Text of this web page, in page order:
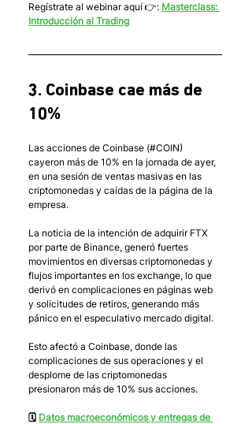
Regístrate al webinar aquí 👉: Masterclass:
Introducción al Trading
3. Coinbase cae más de
10%
Las acciones de Coinbase (#COIN)
cayeron más de 10% en la jornada de ayer,
en una sesión de ventas masivas en las
criptomonedas y caídas de la página de la
empresa.
La noticia de la intención de adquirir FTX
por parte de Binance, generó fuertes
movimientos en diversas criptomonedas y
flujos importantes en los exchange, lo que
derivó en complicaciones en páginas web
y solicitudes de retiros, generando más
pánico en el especulativo mercado digital.
Esto afectó a Coinbase, donde las
complicaciones de sus operaciones y el
desplome de las criptomonedas
presionaron más de 10% sus acciones.
🗓 Datos macroeconómicos y entregas de